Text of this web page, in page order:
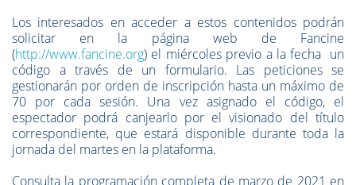
Los interesados en acceder a estos contenidos podrán
solicitar en la página web de Fancine
(http://www.fancine.org) el miércoles previo a la fecha un
código a través de un formulario. Las peticiones se
gestionarán por orden de inscripción hasta un máximo de
70 por cada sesión. Una vez asignado el código, el
espectador podrá canjearlo por el visionado del título
correspondiente, que estará disponible durante toda la
jornada del martes en la plataforma.
Consulta la programación completa de marzo de 2021 en